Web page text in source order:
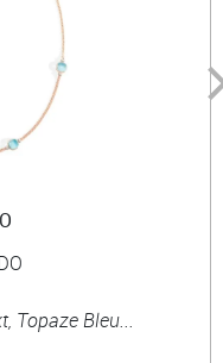
Topaze Bleu...